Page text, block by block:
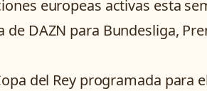
europeas activas esta
de DAZN para Bundesliga,
del Rey programada para